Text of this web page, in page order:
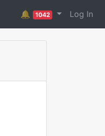
🔔 1042 Log In